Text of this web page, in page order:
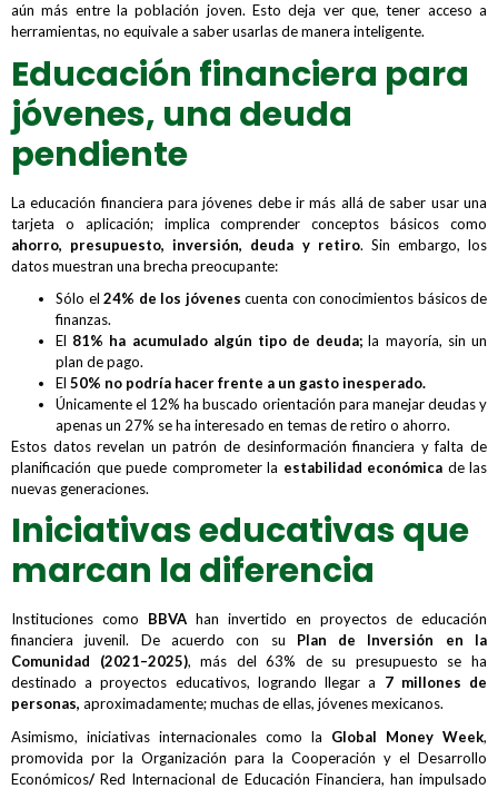
aún más entre la población joven. Esto deja ver que, tener acceso a
herramientas, no equivale a saber usarlas de manera inteligente.
Educación financiera para
jóvenes, una deuda
pendiente
La educación financiera para jóvenes debe ir más allá de saber usar una
tarjeta o aplicación; implica comprender conceptos básicos como
ahorro, presupuesto, inversión, deuda yretiro. Sin embargo, los
datos muestran una brecha preocupante:
Sólo el 24% de los jóvenes cuenta con conocimientos básicos de
finanzas.
El 81% ha acumulado algún tipo de deuda; la mayoría, sin un
plan de pago.
El 50% no podría hacer frente a un gasto inesperado.
Únicamente el 12% ha buscado orientación para manejar deudas y
apenas un 27% se ha interesado en temas de retiro o ahorro.
Estos datos revelan un patrón de desinformación financiera y falta de
planificación que puede comprometer la estabilidad económica de las
nuevas generaciones.
Iniciativas educativas que
marcan la diferencia
Instituciones como BBVA han invertido en proyectos de educación
financiera juvenil. De acuerdo con su Plan de Inversión en la
Comunidad (2021–2025), más del 63% de su presupuesto se ha
destinado a proyectos educativos, logrando llegar a 7 millones de
personas, aproximadamente; muchas de ellas, jóvenes mexicanos.
Asimismo, iniciativas internacionales como la Global Money Week,
promovida por la Organización para la Cooperación y el Desarrollo
Económicos/ Red Internacional de Educación Financiera, han impulsado